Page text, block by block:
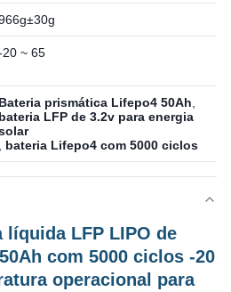
20 ~ 65
Bateria prismática Lifepo4 50Ah
bateria LFP de 3.2v para energia
bateria Lifepo4 com 5000 ciclos
LFP LIPO de
com 5000 ciclos -20
operacional para